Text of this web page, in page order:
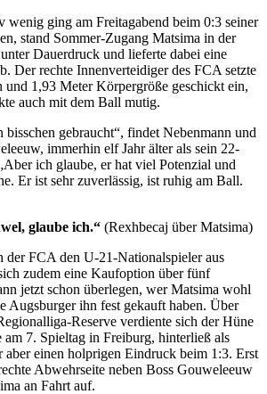
wenig ging am Freitagabend beim 0:3 seiner
stand Sommer-Zugang Matsima in der
Dauerdruck und lieferte dabei eine
Der rechte Innenverteidiger des FCA setzte
und 1,93 Meter Körpergröße geschickt ein,
auch mit dem Ball mutig.
gebraucht“, findet Nebenmann und
immerhin elf Jahr älter als sein 22-
ich glaube, er hat viel Potenzial und
Er ist sehr zuverlässig, ist ruhig am Ball.
glaube ich.“ (Rexhbecaj über Matsima)
FCA den U-21-Nationalspieler aus
zudem eine Kaufoption über fünf
jetzt schon überlegen, wer Matsima wohl
Augsburger ihn fest gekauft haben. Über
Reserve verdiente sich der Hüne
am 7. Spieltag in Freiburg, hinterließ als
einen holprigen Eindruck beim 1:3. Erst
Abwehrseite neben Boss Gouweleeuw
an Fahrt auf.